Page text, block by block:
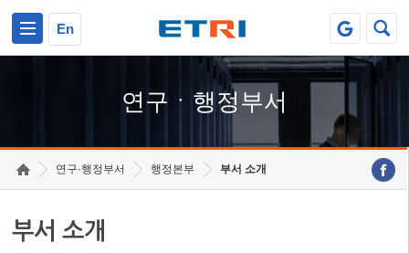
En
연구ㆍ행정부서
연구·행정부서 행정본부 부서 소개
부서 소개